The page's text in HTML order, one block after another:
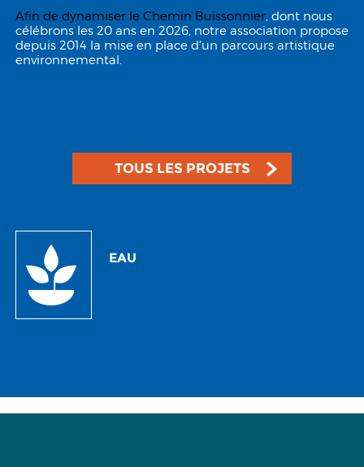
Afin de dynamiser le Chemin Buissonnier, dont nous
célébrons les 20 ans en 2026, notre association propose
depuis 2014 la mise en place d'un parcours artistique
environnemental.
TOUS LES PROJETS
EAU